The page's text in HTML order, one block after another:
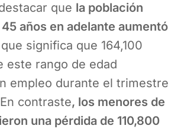
que la población
años en adelante aumentó
significa que 164,100
este rango de edad
empleo durante el trimestre
contraste, los menores de
una pérdida de 110,800